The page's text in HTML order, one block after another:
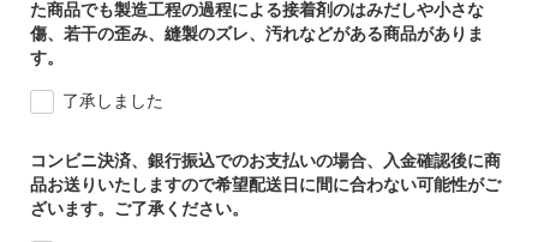
た商品でも製造工程の過程による接着剤のはみだしや小さな
傷、若干の歪み、縫製のズレ、汚れなどがある商品がありま
す。
了承しました
コンビニ決済、銀行振込でのお支払いの場合、入金確認後に商
品お送りいたしますので希望配送日に間に合わない可能性がご
ざいます。ご了承ください。